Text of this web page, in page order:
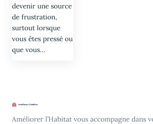
devenir une source
de frustration,
surtout lorsque
vous êtes pressé ou
que vous…
Améliorer l’Habitat vous accompagne dans